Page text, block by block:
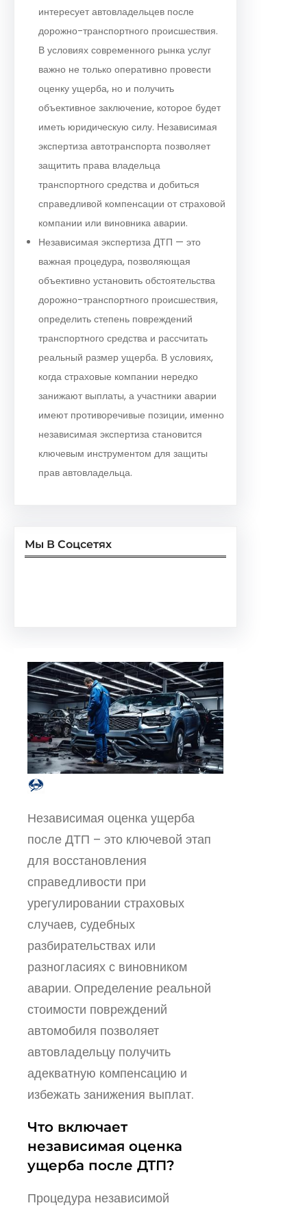
интересует автовладельцев после
дорожно-транспортного происшествия.
В условиях современного рынка услуг
важно не только оперативно провести
оценку ущерба, но и получить
объективное заключение, которое будет
иметь юридическую силу. Независимая
экспертиза автотранспорта позволяет
защитить права владельца
транспортного средства и добиться
справедливой компенсации от страховой
компании или виновника аварии.
Независимая экспертиза ДТП — это
важная процедура, позволяющая
объективно установить обстоятельства
дорожно-транспортного происшествия,
определить степень повреждений
транспортного средства и рассчитать
реальный размер ущерба. В условиях,
когда страховые компании нередко
занижают выплаты, а участники аварии
имеют противоречивые позиции, именно
независимая экспертиза становится
ключевым инструментом для защиты
прав автовладельца.
Мы В Соцсетях
Независимая оценка ущерба
после ДТП – это ключевой этап
для восстановления
справедливости при
урегулировании страховых
случаев, судебных
разбирательствах или
разногласиях с виновником
аварии. Определение реальной
стоимости повреждений
автомобиля позволяет
автовладельцу получить
адекватную компенсацию и
избежать занижения выплат.
Что включает
независимая оценка
ущерба после ДТП?
Процедура независимой